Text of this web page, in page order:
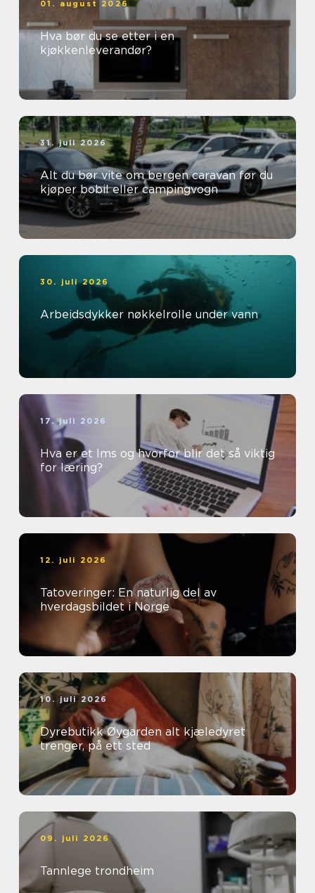
01. august 2026
Hva bør du se etter i en
kjøkkenleverandør?
31. juli 2026
Alt du bør vite om bergen caravan før du
kjøper bobil eller campingvogn
30. juli 2026
Arbeidsdykker nøkkelrolle under vann
17. juli 2026
Hva er et lms og hvorfor blir det så viktig
for læring?
12. juli 2026
Tatoveringer: En naturlig del av
hverdagsbildet i Norge
10. juli 2026
Dyrebutikk Øygarden alt kjæledyret
trenger, på ett sted
09. juli 2026
Tannlege trondheim